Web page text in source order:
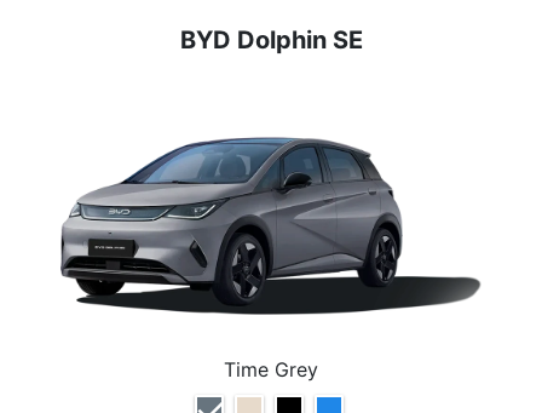
BYD Dolphin SE
Time Grey